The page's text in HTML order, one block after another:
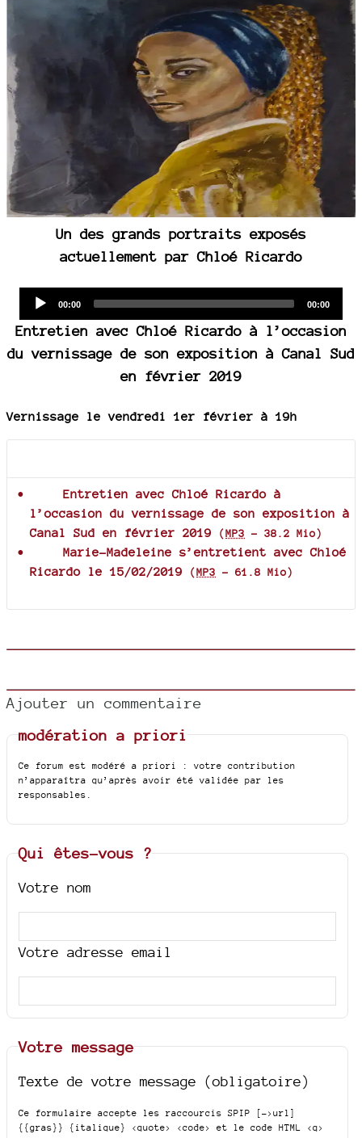
Un des grands portraits exposés
actuellement par Chloé Ricardo
Current
00:00
Total
00:00
Entretien avec Chloé Ricardo à l’occasion
du vernissage de son exposition à Canal Sud
en février 2019
Vernissage le vendredi 1er février à 19h
Entretien avec Chloé Ricardo à
l’occasion du vernissage de son exposition à
Canal Sud en février 2019
(MP3 - 38.2 Mio)
Marie-Madeleine s’entretient avec Chloé
Ricardo le 15/02/2019
(MP3 - 61.8 Mio)
Ajouter un commentaire
modération a priori
Ce forum est modéré a priori : votre contribution
n’apparaîtra qu’après avoir été validée par les
responsables.
Qui êtes-vous ?
Votre nom
Votre adresse email
Votre message
Texte de votre message (obligatoire)
Ce formulaire accepte les raccourcis SPIP
[->url]
{{gras}} {italique} <quote> <code>
et le code HTML <q>